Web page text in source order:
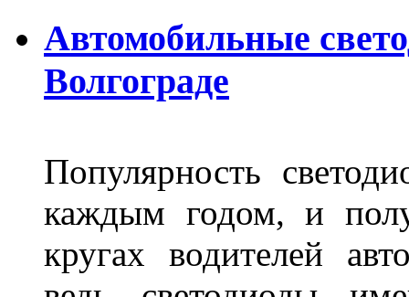
Автомобильные
Волгограде
Популярность
каждым годом, и
кругах водителей